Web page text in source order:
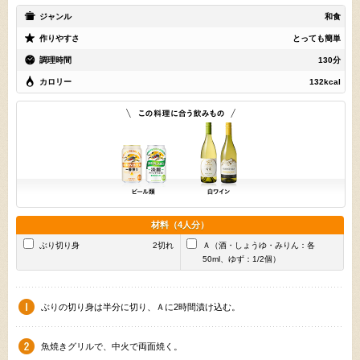
ジャンル 和食
作りやすさ とっても簡単
調理時間 130分
カロリー 132kcal
材料（4人分）
ぶり切り身 2切れ
Ａ（酒・しょうゆ・みりん：各
50ml、ゆず：1/2個）
ぶりの切り身は半分に切り、Ａに2時間漬け込む。
魚焼きグリルで、中火で両面焼く。